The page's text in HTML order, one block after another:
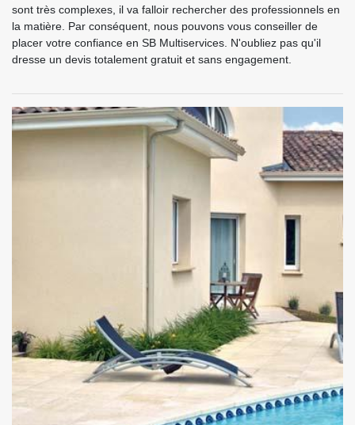
sont très complexes, il va falloir rechercher des professionnels en
la matière. Par conséquent, nous pouvons vous conseiller de
placer votre confiance en SB Multiservices. N'oubliez pas qu'il
dresse un devis totalement gratuit et sans engagement.